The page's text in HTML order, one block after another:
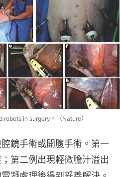
in surgery。（Nature）
鏡手術或開腹手術。第一
第二例出現輕微膽汁溢出